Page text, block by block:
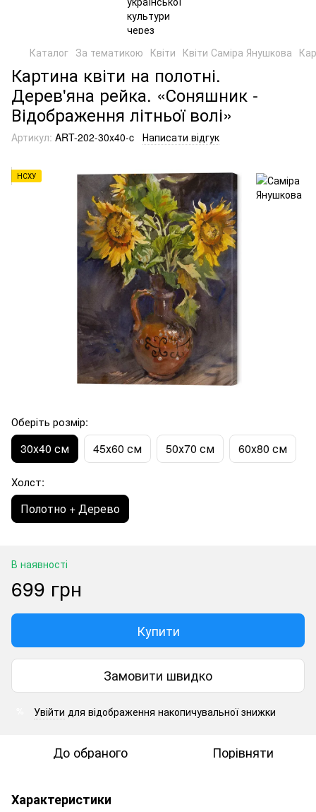
Каталог За тематикою Квіти Квіти Саміра Янушкова
Картина квіти на полотні.
Дерев'яна рейка. «Соняшник -
Відображення літньої волі»
Артикул: ART-202-30x40-c Написати відгук
НСХУ
Оберіть розмір:
30х40 см 45х60 см 50х70 см 60х80 см
Холст:
Полотно + Дерево
В наявності
699 грн
Купити
Замовити швидко
Увійти для відображення накопичувальної знижки
До обраного Порівняти
Характеристики